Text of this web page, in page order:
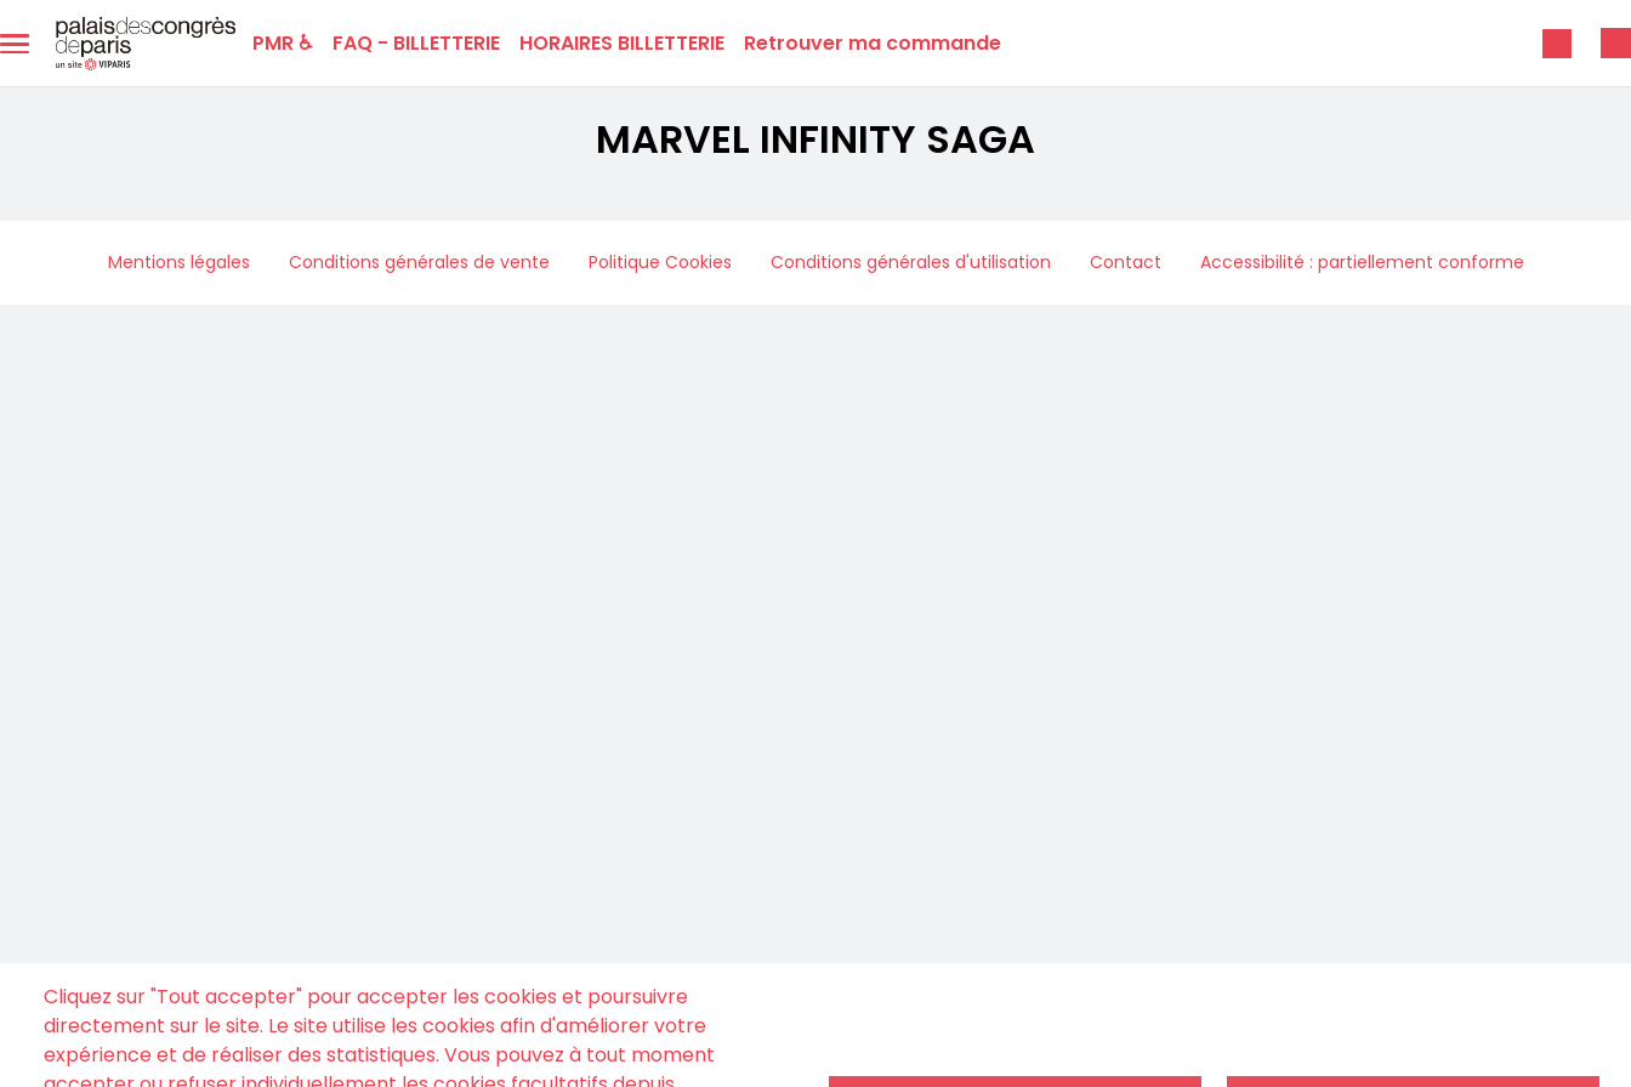
Aller au contenu principal
Menu
principal
PMR ♿️ FAQ - BILLETTERIE HORAIRES BILLETTERIE Retrouver ma commande
MARVEL INFINITY SAGA
Cliquez sur "Tout accepter" pour accepter les cookies et poursuivre
directement sur le site. Le site utilise les cookies afin d'améliorer votre
expérience et de réaliser des statistiques. Vous pouvez à tout moment
Mentions légales Conditions générales de vente Politique Cookies Conditions générales d'utilisation Contact Accessibilité : partiellement conforme